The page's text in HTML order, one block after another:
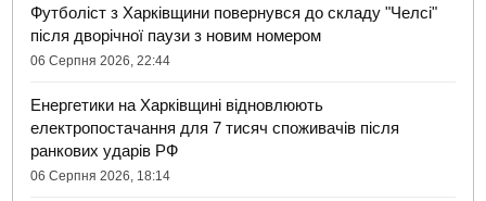
Футболіст з Харківщини повернувся до складу "Челсі"
після дворічної паузи з новим номером
06 Серпня 2026, 22:44
Енергетики на Харківщині відновлюють
електропостачання для 7 тисяч споживачів після
ранкових ударів РФ
06 Серпня 2026, 18:14